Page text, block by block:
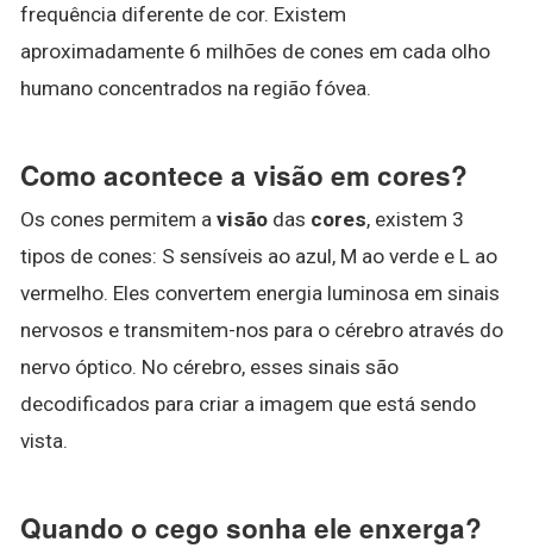
frequência diferente de cor. Existem
aproximadamente 6 milhões de cones em cada olho
humano concentrados na região fóvea.
Como acontece a visão em cores?
Os cones permitem a visão das cores, existem 3
tipos de cones: S sensíveis ao azul, M ao verde e L ao
vermelho. Eles convertem energia luminosa em sinais
nervosos e transmitem-nos para o cérebro através do
nervo óptico. No cérebro, esses sinais são
decodificados para criar a imagem que está sendo
vista.
Quando o cego sonha ele enxerga?